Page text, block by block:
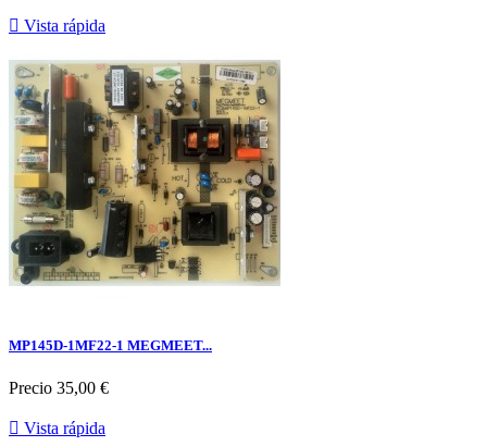
 Vista rápida
MP145D-1MF22-1 MEGMEET...
Precio 35,00 €
 Vista rápida